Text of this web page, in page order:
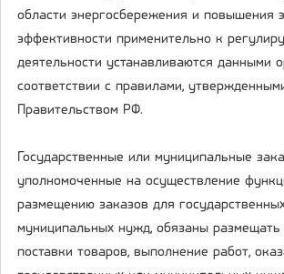
области энергосбережения и повышения
эффективности применительно к
деятельности устанавливаются данными
соответствии с правилами,
Правительством РФ.
Государственные или муниципальные
уполномоченные на осуществление
размещению заказов для
муниципальных нужд, обязаны размещать
поставки товаров, выполнение работ,